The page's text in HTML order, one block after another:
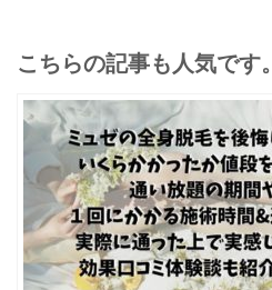
こちらの記事も人気です。